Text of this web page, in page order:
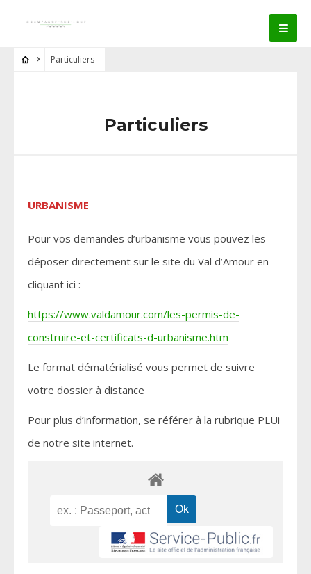
Particuliers
Particuliers
URBANISME
Pour vos demandes d’urbanisme vous pouvez les
déposer directement sur le site du Val d’Amour en
cliquant ici :
https://www.valdamour.com/les-permis-de-
construire-et-certificats-d-urbanisme.htm
Le format dématérialisé vous permet de suivre
votre dossier à distance
Pour plus d’information, se référer à la rubrique PLUi
de notre site internet.